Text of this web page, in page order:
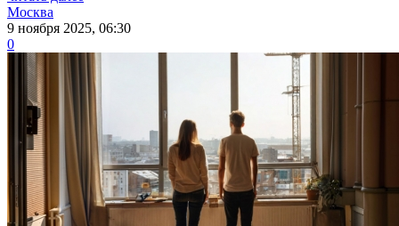
Москва
9 ноября 2025, 06:30
0